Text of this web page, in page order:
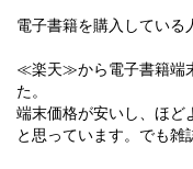
電子書籍を購入している
≪楽天≫から電子書籍端
た。
端末価格が安いし、ほど
と思っています。でも雑